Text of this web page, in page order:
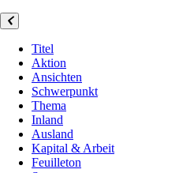
Titel
Aktion
Ansichten
Schwerpunkt
Thema
Inland
Ausland
Kapital & Arbeit
Feuilleton